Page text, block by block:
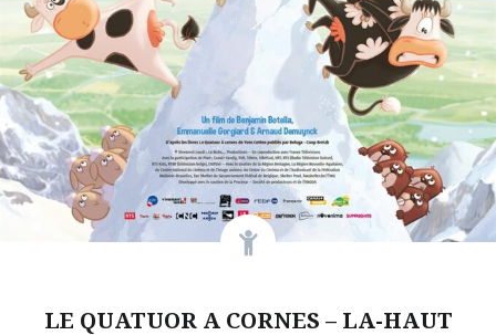
LE QUATUOR A CORNES – LA-HAUT